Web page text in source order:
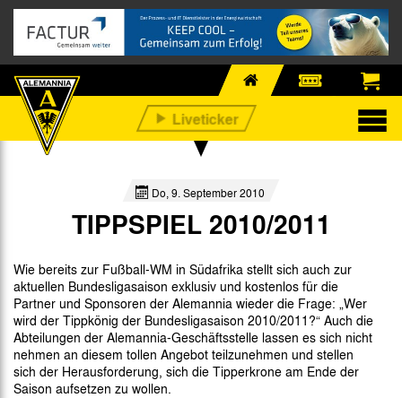
Do, 9. September 2010
TIPPSPIEL 2010/2011
Wie bereits zur Fußball-WM in Südafrika stellt sich auch zur
aktuellen Bundesligasaison exklusiv und kostenlos für die
Partner und Sponsoren der Alemannia wieder die Frage: „Wer
wird der Tippkönig der Bundesligasaison 2010/2011?“ Auch die
Abteilungen der Alemannia-Geschäftsstelle lassen es sich nicht
nehmen an diesem tollen Angebot teilzunehmen und stellen
sich der Herausforderung, sich die Tipperkrone am Ende der
Saison aufsetzen zu wollen.